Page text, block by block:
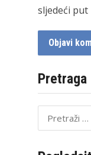
sljedeći put
Pretraga
Pretraži: